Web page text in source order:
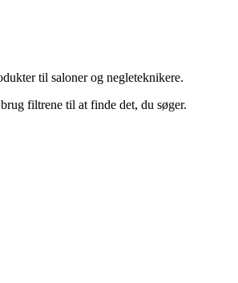
til saloner og negleteknikere.
filtrene til at finde det, du søger.